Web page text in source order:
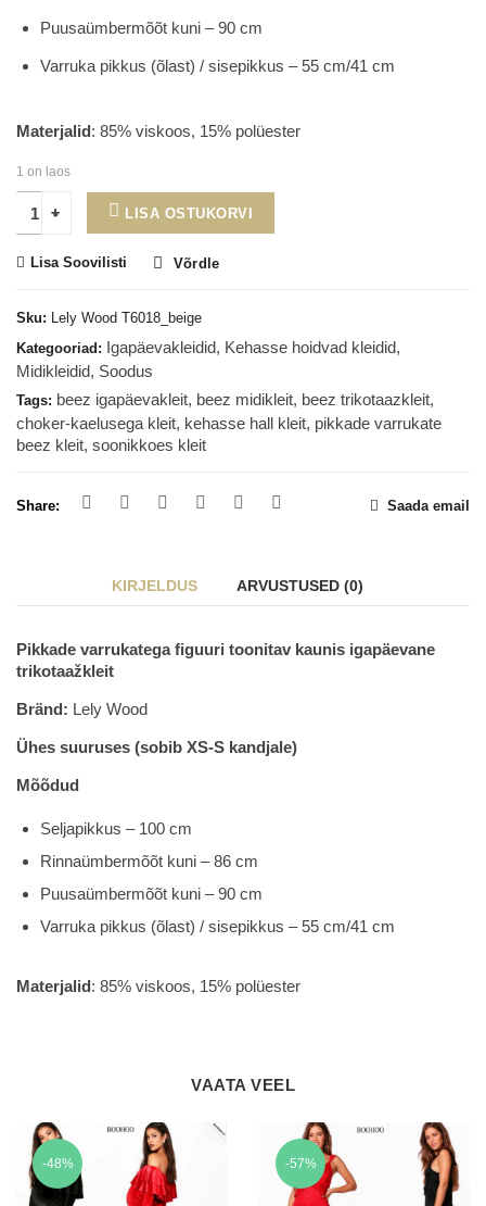
Puusaümbermõõt kuni – 90 cm
Varruka pikkus (õlast) / sisepikkus – 55 cm/41 cm
Materjalid: 85% viskoos, 15% polüester
1 on laos
LISA OSTUKORVI
Lisa Soovilisti Võrdle
Sku: Lely Wood T6018_beige
Kategooriad: Igapäevakleidid, Kehasse hoidvad kleidid,
Midikleidid, Soodus
Tags: beez igapäevakleit, beez midikleit, beez trikotaazkleit,
choker-kaelusega kleit, kehasse hall kleit, pikkade varrukate
beez kleit, soonikkoes kleit
Share: Saada email
KIRJELDUS ARVUSTUSED (0)
Pikkade varrukatega figuuri toonitav kaunis igapäevane
trikotaažkleit
Bränd: Lely Wood
Ühes suuruses (sobib XS-S kandjale)
Mõõdud
Seljapikkus – 100 cm
Rinnaümbermõõt kuni – 86 cm
Puusaümbermõõt kuni – 90 cm
Varruka pikkus (õlast) / sisepikkus – 55 cm/41 cm
Materjalid: 85% viskoos, 15% polüester
VAATA VEEL
-48% -57%